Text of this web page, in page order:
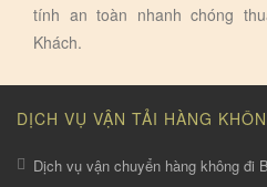
tính an toàn nhanh chóng
Khách.
DỊCH VỤ VẬN TẢI HÀNG
Dịch vụ vận chuyển hàng không đi